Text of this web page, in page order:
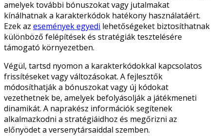
amelyek további bónuszokat vagy jutalmakat
kínálhatnak a karakterkódok hatékony használatáért.
Ezek az események egyedi lehetőségeket biztosíthatnak
különböző felépítések és stratégiák tesztelésére
támogató környezetben.
Végül, tartsd nyomon a karakterkódokkal kapcsolatos
frissítéseket vagy változásokat. A fejlesztők
módosíthatják a bónuszokat vagy új kódokat
vezethetnek be, amelyek befolyásolják a játékmeneti
dinamikát. A naprakész információk segítenek
alkalmazkodni a stratégiáidhoz és megőrizni az
előnyödet a versenytársaiddal szemben.